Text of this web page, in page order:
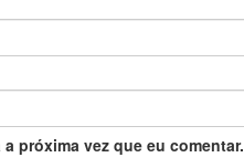
próxima vez que eu comentar.